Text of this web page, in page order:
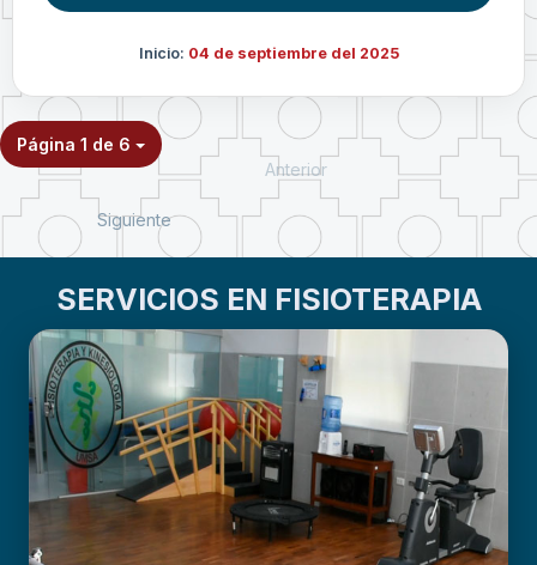
Inicio: 04 de septiembre del 2025
Página 1 de 6
Anterior
Siguiente
SERVICIOS EN FISIOTERAPIA